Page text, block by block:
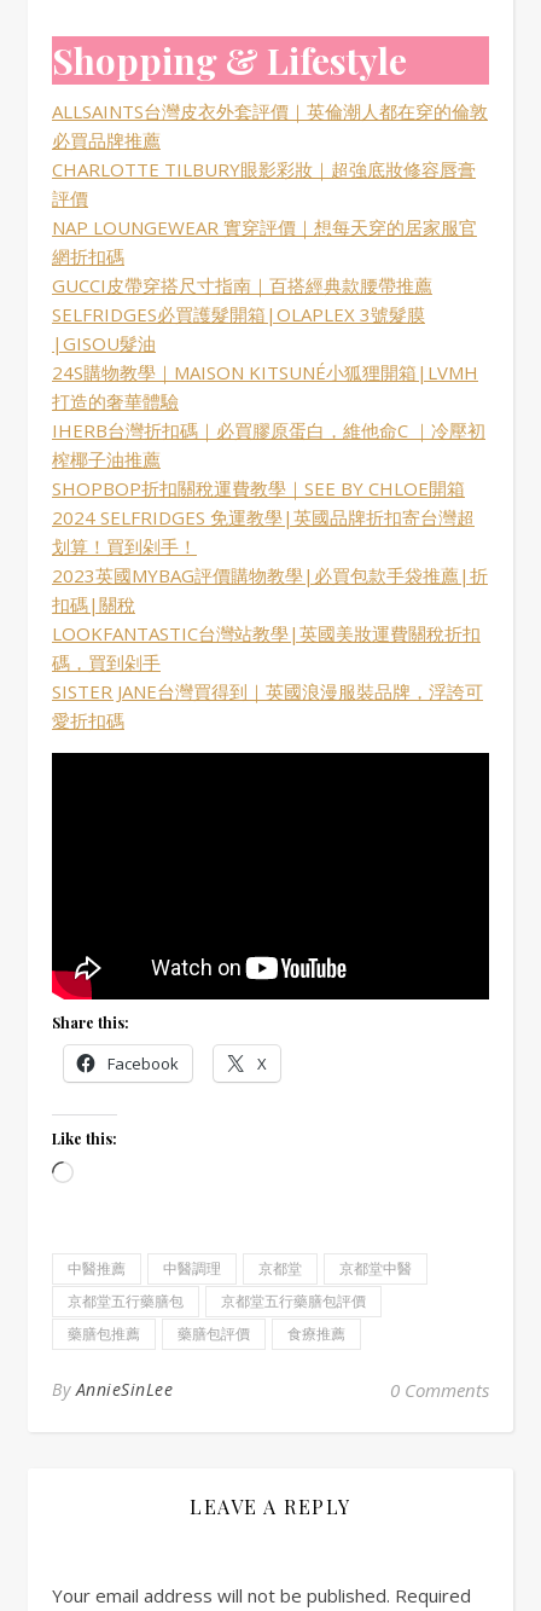
Shopping & Lifestyle
ALLSAINTS台灣皮衣外套評價｜英倫潮人都在穿的倫敦
必買品牌推薦
CHARLOTTE TILBURY眼影彩妝｜超強底妝修容唇膏
評價
NAP LOUNGEWEAR 實穿評價｜想每天穿的居家服官
網折扣碼
GUCCI皮帶穿搭尺寸指南｜百搭經典款腰帶推薦
SELFRIDGES必買護髮開箱|OLAPLEX 3號髮膜
|GISOU髮油
24S購物教學｜MAISON KITSUNÉ小狐狸開箱|LVMH
打造的奢華體驗
IHERB台灣折扣碼｜必買膠原蛋白，維他命C ｜冷壓初
榨椰子油推薦
SHOPBOP折扣關稅運費教學｜SEE BY CHLOE開箱
2024 SELFRIDGES 免運教學|英國品牌折扣寄台灣超
划算！買到剁手！
2023英國MYBAG評價購物教學|必買包款手袋推薦|折
扣碼|關稅
LOOKFANTASTIC台灣站教學|英國美妝運費關稅折扣
碼，買到剁手
SISTER JANE台灣買得到｜英國浪漫服裝品牌，浮誇可
愛折扣碼
Share this:
Facebook X
Like this:
Loading…
中醫推薦 中醫調理 京都堂
京都堂中醫
京都堂五行藥膳包
京都堂五行藥膳包評價
藥膳包推薦
藥膳包評價 食療推薦
ByAnnieSinLee 0 Comments
LEAVE A REPLY
Your email address will not be published. Required